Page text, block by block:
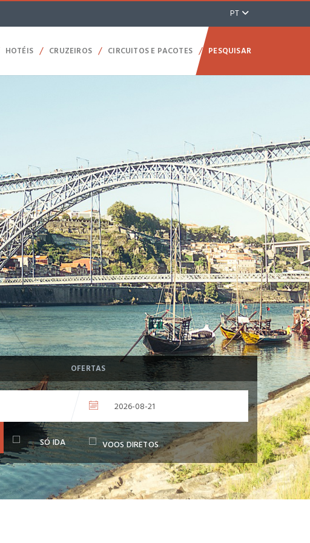
PT
HOTÉIS / CRUZEIROS / CIRCUITOS E PACOTES / PESQUISAR
OFERTAS
SÓ IDA VOOS DIRETOS